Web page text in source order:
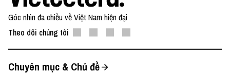
Góc nhìn đa chiều về Việt Nam hiện đại
Theo dõi chúng tôi
Chuyên mục & Chủ đề